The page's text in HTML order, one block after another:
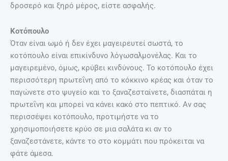
δροσερό και ξηρό μέρος, είστε ασφαλής.
Κοτόπουλο
Όταν είναι ωμό ή δεν έχει μαγειρευτεί σωστά, το
κοτόπουλο είναι επικίνδυνο λόγωσαλμονέλας. Και το
μαγειρεμένο, όμως, κρύβει κινδύνους. Το κοτόπουλο έχει
περισσότερη πρωτεΐνη από το κόκκινο κρέας και όταν το
παγώνετε στο ψυγείο και το ξαναζεσταίνετε, διασπάται η
πρωτεΐνη και μπορεί να κάνει κακό στο πεπτικό. Αν σας
περισσέψει κοτόπουλο, προτιμήστε να το
χρησιμοποιήσετε κρύο σε μια σαλάτα κι αν το
ξαναζεστάνετε, κάντε το στο κομμάτι που πρόκειται να
φάτε άμεσα.